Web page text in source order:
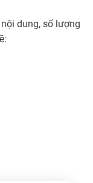
dung, số lượng